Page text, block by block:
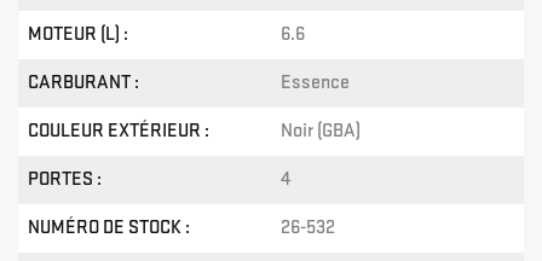
MOTEUR (L) : 6.6
CARBURANT : Essence
COULEUR EXTÉRIEUR : Noir (GBA)
PORTES : 4
NUMÉRO DE STOCK : 26-532